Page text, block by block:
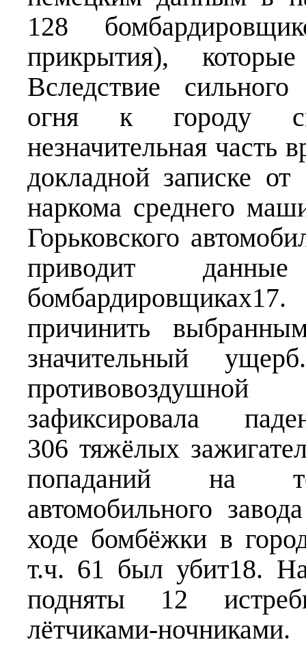
128
прикрытия),
Вследствие сильного
огня к городу
незначительная часть
докладной записке
наркома среднего
Горьковского
приводит
причинить
значительный
зафиксировала
306 тяжёлых
попаданий на
автомобильного
ходе бомбёжки в
т.ч. 61 был убит18.
подняты 12
лётчиками-ночниками.